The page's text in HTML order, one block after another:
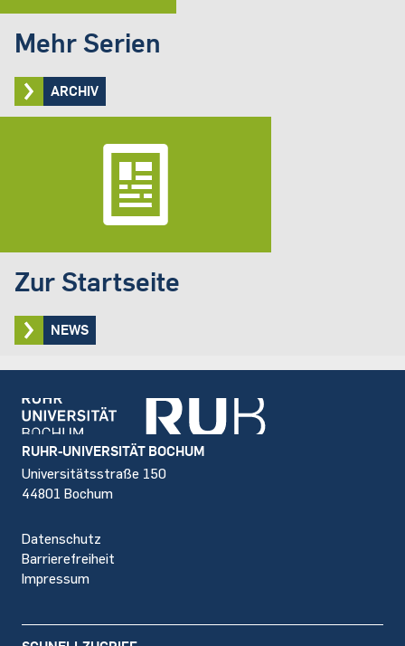
Mehr Serien
ARCHIV
Zur Startseite
NEWS
Footer
RUHR-UNIVERSITÄT BOCHUM
Universitätsstraße 150
44801 Bochum
Datenschutz
Barrierefreiheit
Impressum